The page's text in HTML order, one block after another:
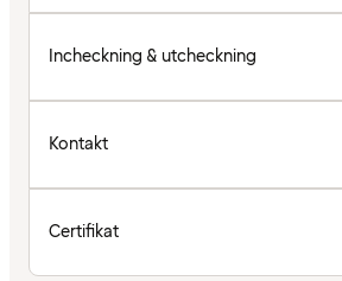
Incheckning & utcheckning
Kontakt
Certifikat